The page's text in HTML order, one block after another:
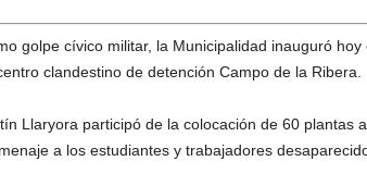
golpe cívico militar, la Municipalidad inauguró hoy
clandestino de detención Campo de la Ribera.
Llaryora participó de la colocación de 60 plantas
a los estudiantes y trabajadores